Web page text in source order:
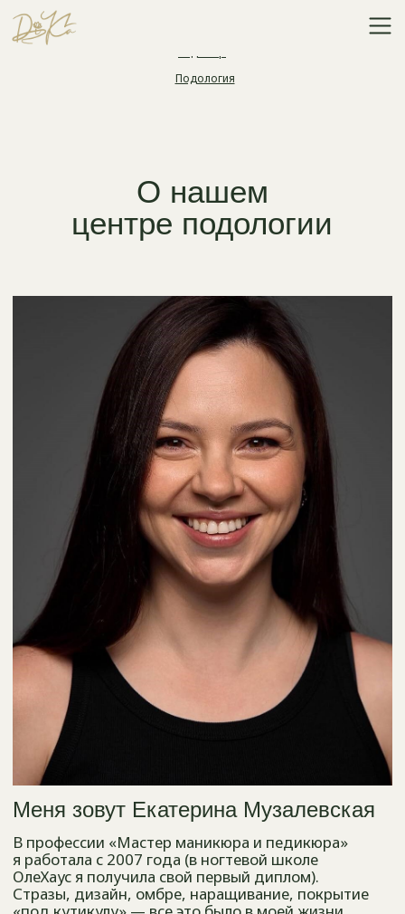
Подология
Меня зовут Екатерина Музалевская
Неоднократные обучения в Москве, школе
Podoinstitut, посещение практик Дитера Баумана
в Штутгарте, Андреаса Греппмайера в Мюнхене,
Петера Ковара в Штутгарте, производства
корректирующих систем Бернда Штольца
в Амберге, мастерской по изготовлению стелек
оборудования Berchtold в Эслингене, также
посещение масштабных выставок в Дюссельдорфе
и Мюнхене, моя личная практика на протяжении
15 лет — дали общее видение индустрии
и понимание какую пользу я хочу нести в этом
мире.
В нашем Доме маникюра и педикюра работают
только профессиональные подологи,
В профессии «Мастер маникюра и педикюра»
я работала с 2007 года (в ногтевой школе
ОлеХаус я получила свой первый диплом).
Стразы, дизайн, омбре, наращивание, покрытие
«под кутикулу» — все это было в моей жизни
на протяжении многих лет. Последние 7 лет
я занималась исключительно педикюром,
а именно уходом за здоровой и проблемной